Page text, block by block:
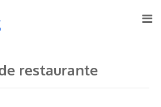
restaurante